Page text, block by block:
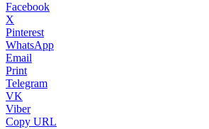
Facebook
X
Pinterest
WhatsApp
Email
Print
Telegram
VK
Viber
Copy URL